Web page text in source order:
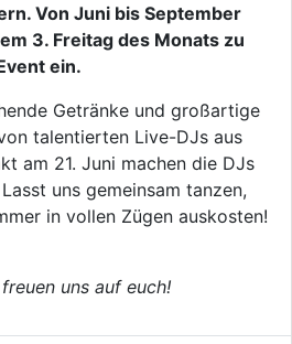
Von Juni bis September
3. Freitag des Monats zu
ein.
Getränke und großartige
talentierten Live-DJs aus
am 21. Juni machen die DJs
uns gemeinsam tanzen,
in vollen Zügen auskosten!
uns auf euch!